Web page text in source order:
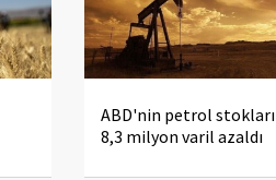
ABD'nin petrol stokları
8,3 milyon varil azaldı